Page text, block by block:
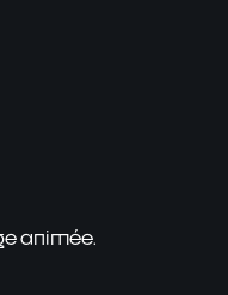
animée.